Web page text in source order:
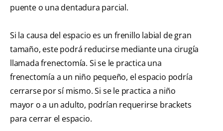
puente o una dentadura parcial.
Si la causa del espacio es un frenillo labial de gran
tamaño, este podrá reducirse mediante una cirugía
llamada frenectomía. Si se le practica una
frenectomía a un niño pequeño, el espacio podría
cerrarse por sí mismo. Si se le practica a niño
mayor o a un adulto, podrían requerirse brackets
para cerrar el espacio.